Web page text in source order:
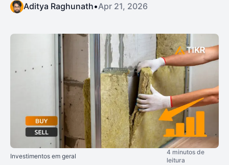
Aditya Raghunath•Apr 21, 2026
Investimentos em geral
4 minutos de
leitura